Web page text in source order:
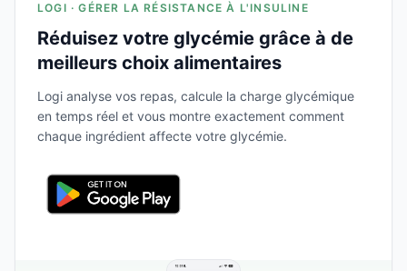
LOGI · GÉRER LA RÉSISTANCE À L'INSULINE
Réduisez votre glycémie grâce à de
meilleurs choix alimentaires
Logi analyse vos repas, calcule la charge glycémique
en temps réel et vous montre exactement comment
chaque ingrédient affecte votre glycémie.